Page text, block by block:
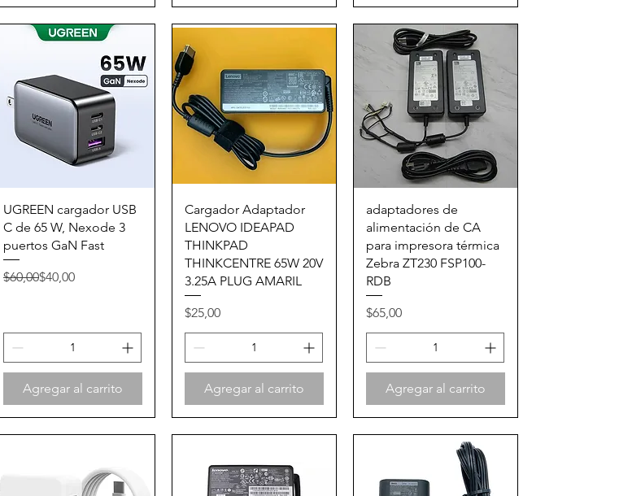
Vista rápida
UGREEN cargador USB
C de 65 W, Nexode 3
puertos GaN Fast
Precio
$60,00
Precio de oferta
$40,00
Agregar al carrito
Vista rápida
Cargador Adaptador
LENOVO IDEAPAD
THINKPAD
THINKCENTRE 65W 20V
3.25A PLUG AMARIL
Precio
$25,00
Agregar al carrito
Vista rápida
adaptadores de
alimentación de CA
para impresora térmica
Zebra ZT230 FSP100-
RDB
Precio
$65,00
Agregar al carrito